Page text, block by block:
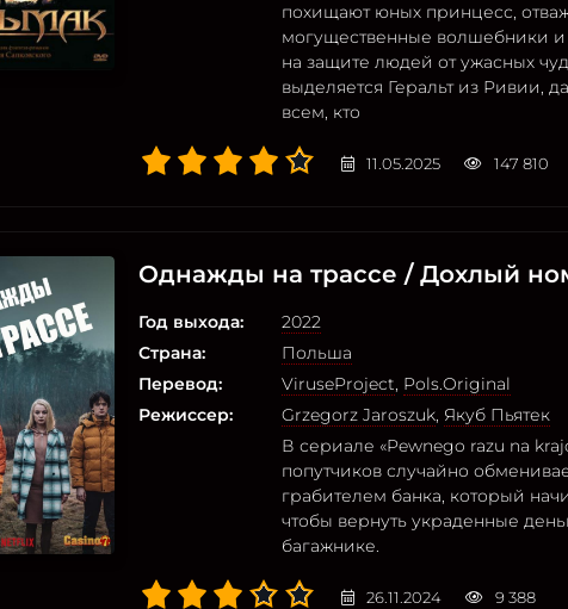
похищают юных принцесс,
могущественные волшебники и
на защите людей от ужасных
выделяется Геральт из Ривии,
всем, кто
11.05.2025 147 810
Однажды на трассе / Дохлый
Год выхода:
2022
Страна:
Польша
Перевод:
ViruseProject, Pols.Original
Режиссер:
Grzegorz Jaroszuk, Якуб Пьятек
В сериале «Pewnego razu na
попутчиков случайно
грабителем банка, который
чтобы вернуть украденные
багажнике.
26.11.2024 9 388